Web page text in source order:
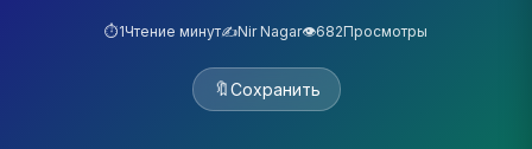
⏱️1Чтение минут✍️Nir Nagar👁️682Просмотры
🔖Сохранить